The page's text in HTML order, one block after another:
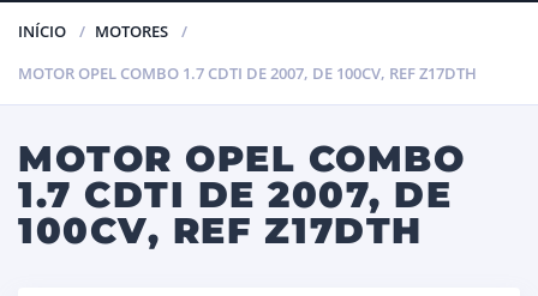
INÍCIO
MOTORES
MOTOR OPEL COMBO 1.7 CDTI DE 2007, DE 100CV, REF Z17DTH
MOTOR OPEL COMBO
1.7 CDTI DE 2007, DE
100CV, REF Z17DTH